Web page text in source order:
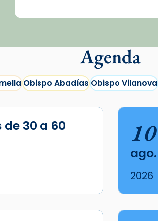
Agenda
Obispo AbadíasObispo Vilanova
30 a 60
10
ago.
2026